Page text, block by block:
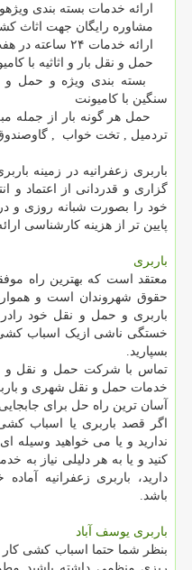
ارائه خدمات بسته بندی
مشاوره رایگان جهت اثاث
ارائه خدمات ۲۴ ساعته در هفت روز هفته حتی در ایام تعطیلات
حمل و نقل بار و اثاثیه با
بسته بندی ویژه و حمل و
سنگین با کامیونت
حمل هر گونه بار از جمله
تردمیل , تخت خواب ,
باربری زعفرانیه در زمینه
گزاری و قدردانی از اعتماد و
خود را بصورت شبانه روزی و
پایین تر از هزینه کارشناسی
باربری
معتقد است که بهترین راه
حقوق شهروندان است و
باربری و حمل و نقل خود رادر
خستگی ناشی ازیک اسباب
بسپارید.
تماس با شرکت حمل و نقل و
خدمات حمل و نقل شهری و
آسان ترین راه حل برای
اگر قصد باربری یا اسباب
ندارید و یا می خواهید وسیله
کنید و یا به هر دلیلی نیاز به
دارید، باربری زعفرانیه
باشد.
باربری یوسف آباد
بنظر شما حتما اسباب کشی کار
ریزی منظمی داشته باشید